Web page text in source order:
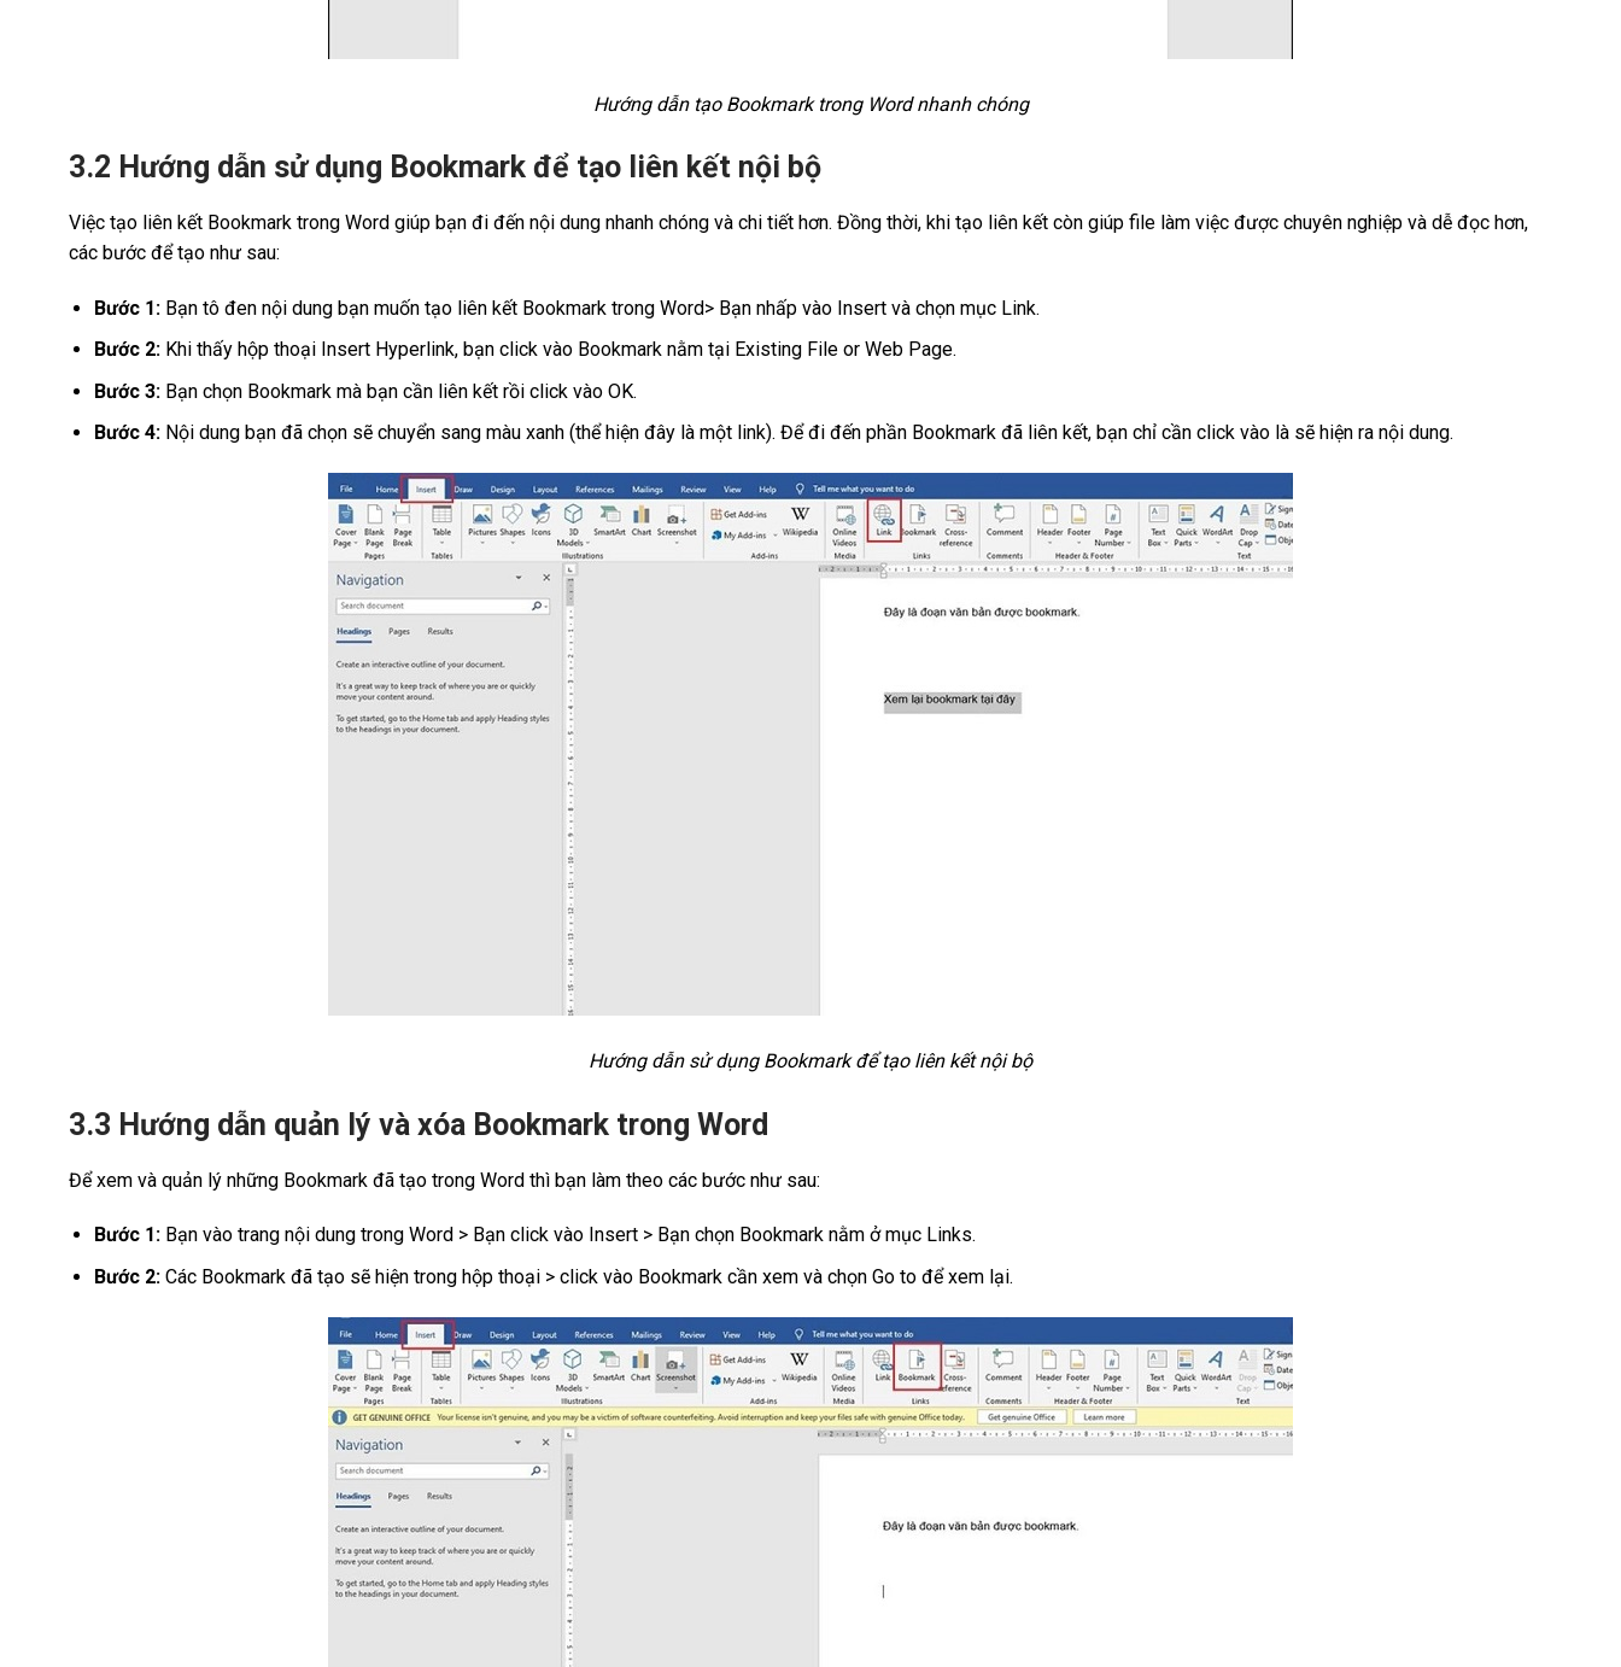
Hướng dẫn tạo Bookmark trong Word nhanh chóng
3.2 Hướng dẫn sử dụng Bookmark để tạo liên kết nội bộ
Việc tạo liên kết Bookmark trong Word giúp bạn đi đến nội dung nhanh chóng và chi tiết hơn. Đồng thời, khi tạo liên kết còn giúp file làm việc được chuyên nghiệp và dễ đọc hơn,
các bước để tạo như sau:
Bước 1:Bạn tô đen nội dung bạn muốn tạo liên kết Bookmark trong Word> Bạn nhấp vào Insert và chọn mục Link.
Bước 2:Khi thấy hộp thoại Insert Hyperlink, bạn click vào Bookmark nằm tại Existing File or Web Page.
Bước 3:Bạn chọn Bookmark mà bạn cần liên kết rồi click vào OK.
Bước 4:Nội dung bạn đã chọn sẽ chuyển sang màu xanh (thể hiện đây là một link). Để đi đến phần Bookmark đã liên kết, bạn chỉ cần click vào là sẽ hiện ra nội dung.
Hướng dẫn sử dụng Bookmark để tạo liên kết nội bộ
3.3 Hướng dẫn quản lý và xóa Bookmark trong Word
Để xem và quản lý những Bookmark đã tạo trong Word thì bạn làm theo các bước như sau:
Bước 1:Bạn vào trang nội dung trong Word > Bạn click vào Insert > Bạn chọn Bookmark nằm ở mục Links.
Bước 2:Các Bookmark đã tạo sẽ hiện trong hộp thoại > click vào Bookmark cần xem và chọn Go to để xem lại.